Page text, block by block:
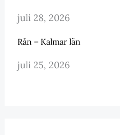
juli 28, 2026
Rån – Kalmar län
juli 25, 2026